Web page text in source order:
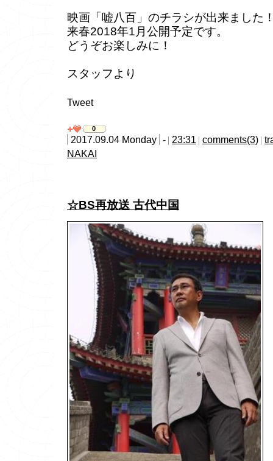
映画「嘘八百」のチラシが出来ました
来春2018年1月公開予定です。
どうぞお楽しみに！
スタッフより
Tweet
0
2017.09.04 Monday - 23:31 comments(3)
NAKAI
☆BS再放送 古代中国